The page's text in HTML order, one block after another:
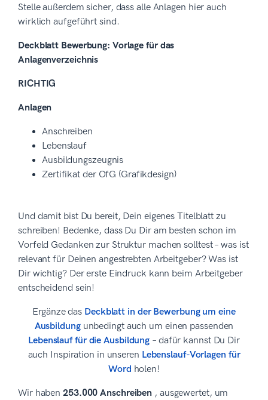
Stelle außerdem sicher, dass alle Anlagen hier auch
wirklich aufgeführt sind.
Deckblatt Bewerbung: Vorlage für das
Anlagenverzeichnis
RICHTIG
Anlagen
Anschreiben
Lebenslauf
Ausbildungszeugnis
Zertifikat der OfG (Grafikdesign)
Und damit bist Du bereit, Dein eigenes Titelblatt zu
schreiben! Bedenke, dass Du Dir am besten schon im
Vorfeld Gedanken zur Struktur machen solltest – was ist
relevant für Deinen angestrebten Arbeitgeber? Was ist
Dir wichtig? Der erste Eindruck kann beim Arbeitgeber
entscheidend sein!
Ergänze das Deckblatt in der Bewerbung um eine
Ausbildungunbedingt auch um einen passenden
Lebenslauf für die Ausbildung – dafür kannst Du Dir
auch Inspiration in unseren Lebenslauf-Vorlagen für
Word holen!
Wir haben 253.000 Anschreiben , ausgewertet, um